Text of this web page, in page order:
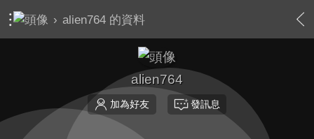
› alien764 的資料
alien764
加為好友 發訊息